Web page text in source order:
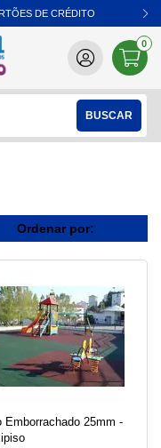
DE CRÉDITO
0
Ordenar por:
Emborrachado 25mm -